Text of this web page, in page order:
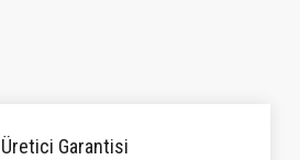
Üretici Garantisi